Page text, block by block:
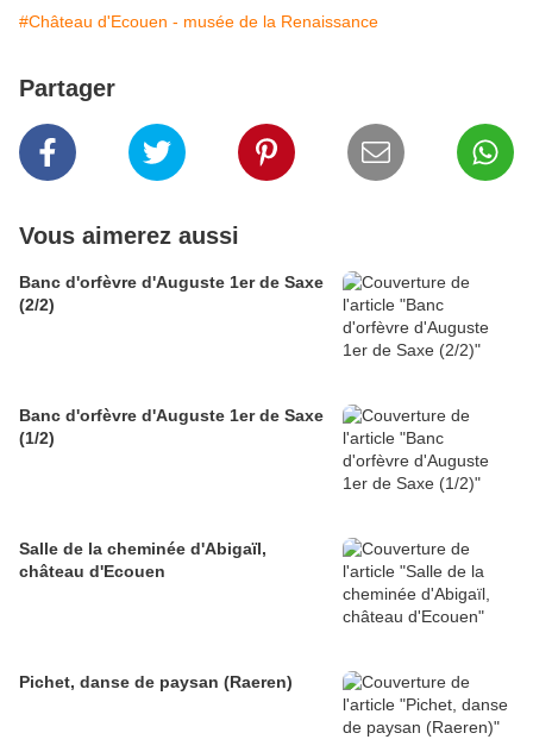
#Château d'Ecouen - musée de la Renaissance
Partager
Vous aimerez aussi
Banc d'orfèvre d'Auguste 1er de Saxe
(2/2)
Banc d'orfèvre d'Auguste 1er de Saxe
(1/2)
Salle de la cheminée d'Abigaïl,
château d'Ecouen
Pichet, danse de paysan (Raeren)